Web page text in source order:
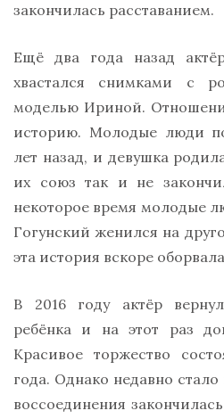
закончилась расставанием.
Ещё два года назад
хвастался снимками с
моделью Ириной.
историю. Молодые люди
лет назад, и девушка
их союз так и не
некоторое время молодые
Гогунский женился на
эта история вскоре
В 2016 году актёр
ребёнка и на этот раз
Красивое торжество
года. Однако недавно
воссоединения